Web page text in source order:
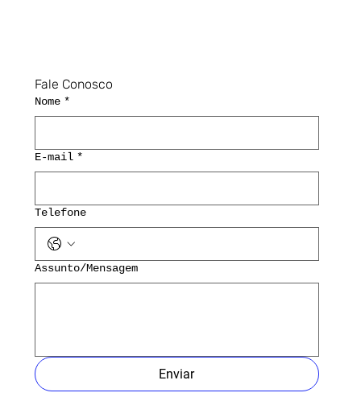
Fale Conosco
Nome *
E-mail *
Telefone
Assunto/Mensagem
Enviar